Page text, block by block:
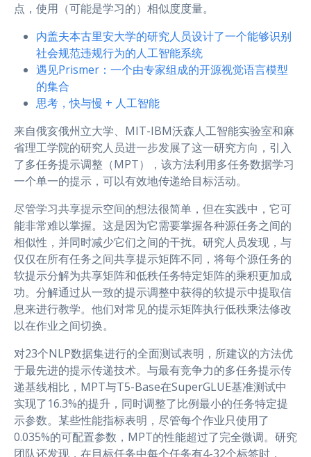
点，使用（可能是学习的）相似度度量。
内盖夫本古里安大学的研究人员设计了一个能够识别
社会规范违规行为的人工智能系统
遇见Prismer：一个由专家组成的开源视觉语言模型
的集合
思考，快与慢 + 人工智能
来自俄亥俄州立大学、MIT-IBM沃森人工智能实验室和麻
省理工学院的研究人员进一步发展了这一研究方向，引入
了多任务提示调整（MPT），该方法利用多任务数据学习
一个单一的提示，可以有效地传递给目标活动。
尽管学习共享提示空间的想法很简单，但在实践中，它可
能非常难以掌握。这是因为它需要掌握各种源任务之间的
相似性，并同时减少它们之间的干扰。研究人员发现，与
仅仅在所有任务之间共享提示矩阵不同，将每个源任务的
软提示分解为共享矩阵和低秩任务特定矩阵的乘积更加成
功。分解通过从一致的提示调整中获得的软提示中提取信
息来进行教学。他们对常见的提示矩阵执行低秩乘法修改
以在作业之间切换。
对23个NLP数据集进行的全面测试表明，所建议的方法优
于最先进的提示传递技术。与最有竞争力的多任务提示传
递基线相比，MPT与T5-Base在SuperGLUE基准测试中
实现了16.3%的提升，同时调整了比例最小的任务特定提
示参数。某些性能指标表明，尽管每个作业只使用了
0.035%的可配置参数，MPT的性能超过了完全微调。研究
团队还发现，在目标任务中每个任务有4-32个标签时，